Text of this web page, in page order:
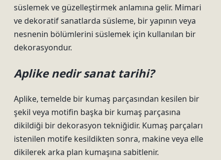
süslemek ve güzelleştirmek anlamına gelir. Mimari
ve dekoratif sanatlarda süsleme, bir yapının veya
nesnenin bölümlerini süslemek için kullanılan bir
dekorasyondur.
Aplike nedir sanat tarihi?
Aplike, temelde bir kumaş parçasından kesilen bir
şekil veya motifin başka bir kumaş parçasına
dikildiği bir dekorasyon tekniğidir. Kumaş parçaları
istenilen motife kesildikten sonra, makine veya elle
dikilerek arka plan kumaşına sabitlenir.